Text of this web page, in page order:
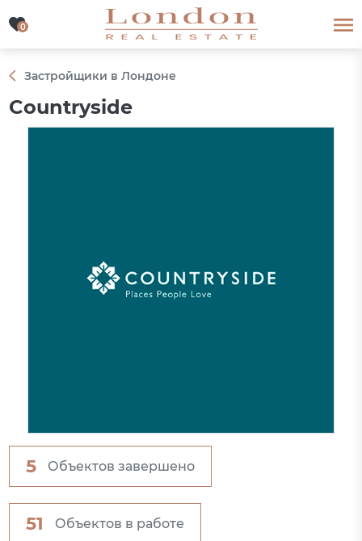
0
0
Застройщики в Лондоне
Countryside
5 Объектов завершено
51 Объектов в работе